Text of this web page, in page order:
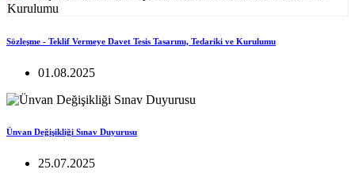
Sözleşme - Teklif Vermeye Davet Tesis Tasarımı, Tedariki ve Kurulumu
01.08.2025
Ünvan Değişikliği Sınav Duyurusu
25.07.2025